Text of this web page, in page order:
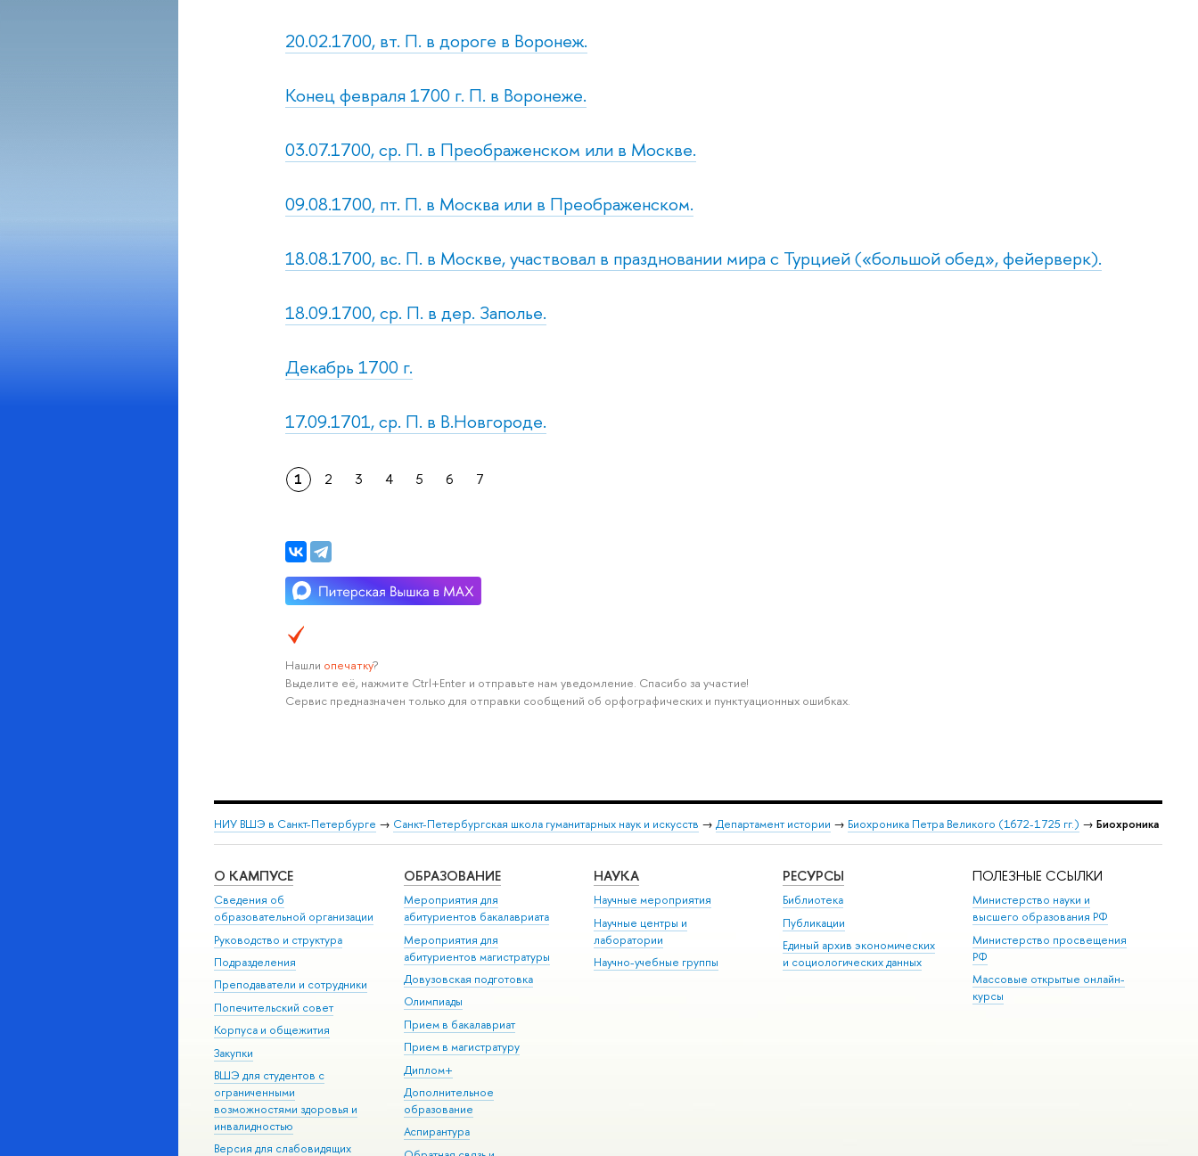
20.02.1700, вт. П. в дороге в Воронеж.
Конец февраля 1700 г. П. в Воронеже.
03.07.1700, ср. П. в Преображенском или в Москве.
09.08.1700, пт. П. в Москва или в Преображенском.
18.08.1700, вс. П. в Москве, участвовал в праздновании мира с Турцией («большой обед», фейерверк).
18.09.1700, ср. П. в дер. Заполье.
Декабрь 1700 г.
17.09.1701, ср. П. в В.Новгороде.
1 2 3 4 5 6 7
Нашли опечатку?
Выделите её, нажмите Ctrl+Enter и отправьте нам уведомление. Спасибо за участие!
Сервис предназначен только для отправки сообщений об орфографических и пунктуационных ошибках.
НИУ ВШЭ в Санкт-Петербурге → Санкт-Петербургская школа гуманитарных наук и искусств → Департамент истории → Биохроника Петра Великого (1672-1725 гг.) → Биохроника
О КАМПУСЕ
Сведения об
образовательной организации
Руководство и структура
Подразделения
Преподаватели и сотрудники
Попечительский совет
Корпуса и общежития
Закупки
ВШЭ для студентов с
ограниченными
возможностями здоровья и
инвалидностью
Версия для слабовидящих
ОБРАЗОВАНИЕ
Мероприятия для
абитуриентов бакалавриата
Мероприятия для
абитуриентов магистратуры
Довузовская подготовка
Олимпиады
Прием в бакалавриат
Прием в магистратуру
Диплом+
Дополнительное
образование
Аспирантура
НАУКА
Научные мероприятия
Научные центры и
лаборатории
Научно-учебные группы
РЕСУРСЫ
Библиотека
Публикации
Единый архив экономических
и социологических данных
ПОЛЕЗНЫЕ ССЫЛКИ
Министерство науки и
высшего образования РФ
Министерство просвещения
РФ
Массовые открытые онлайн-
курсы